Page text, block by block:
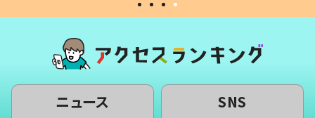
ニュース SNS